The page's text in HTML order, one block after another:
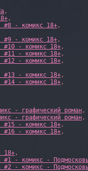
,
,
#8 - комикс 18+,
#9 - комикс 18+,
#10 - комикс 18+,
#11 - комикс 18+,
#12 - комикс 18+,
#13 - комикс 18+,
#14 - комикс 18+,
- графический роман,
- графический роман,
#15 - комикс 18+,
#16 - комикс 18+,
18+,
#1 - комикс -
#2 - комикс -